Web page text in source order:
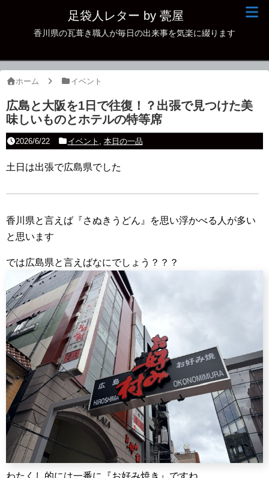
足袋人レター by 甍屋
香川県の瓦葺き職人が毎日の出来事を気楽に綴ります
ホーム イベント
広島と大阪を1日で往復！？出張で見つけた美
味しいものとホテルの特等席
2026/6/22 イベント , 本日の一品
土日は出張で広島県でした
香川県と言えば『さぬきうどん』を思い浮かべる人が多い
と思います
では広島県と言えばなにでしょう？？？
わたくし的には一番に『お好み焼き』ですね
現場日記
古瓦
足袋人の仲間
本日の一品
その他